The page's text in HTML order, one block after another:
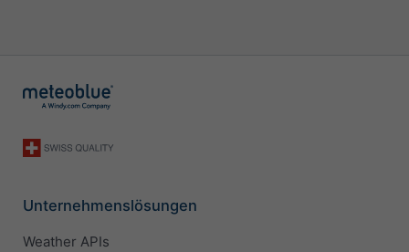
Unternehmenslösungen
Weather APIs